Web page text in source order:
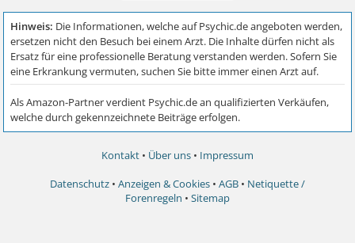
Kontakt • Über uns • Impressum
Datenschutz • Anzeigen & Cookies • AGB • Netiquette /
Forenregeln • Sitemap